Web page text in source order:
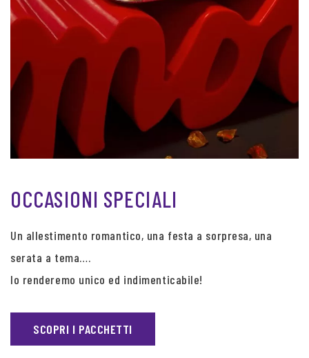
OCCASIONI SPECIALI
Un allestimento romantico, una festa a sorpresa, una
serata a tema….
lo renderemo unico ed indimenticabile!
SCOPRI I PACCHETTI